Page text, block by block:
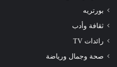
بورتريه
ثقافة وأدب
رائدات TV
صحة وجمال ورياضة